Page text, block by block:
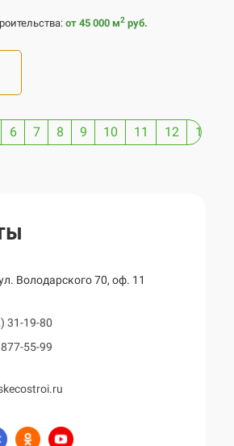
от 45 000 м2 руб.
6 7 8 9 10 11 12 13
Володарского 70, оф. 11
31-19-80
55-99